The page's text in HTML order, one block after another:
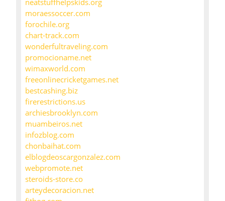
neatstuffhelpskids.org
moraessoccer.com
forochile.org
chart-track.com
wonderfultraveling.com
promocioname.net
wimaxworld.com
freeonlinecricketgames.net
bestcashing.biz
firerestrictions.us
archiesbrooklyn.com
muambeiros.net
infozblog.com
chonbaihat.com
elblogdeoscargonzalez.com
webpromote.net
steroids-store.co
arteydecoracion.net